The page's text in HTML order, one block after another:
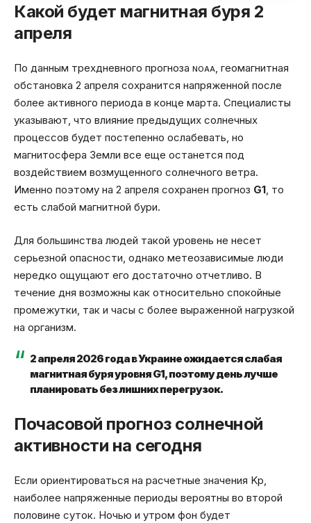
Какой будет магнитная буря 2
апреля
По данным трехдневного прогноза NOAA, геомагнитная
обстановка 2 апреля сохранится напряженной после
более активного периода в конце марта. Специалисты
указывают, что влияние предыдущих солнечных
процессов будет постепенно ослабевать, но
магнитосфера Земли все еще останется под
воздействием возмущенного солнечного ветра.
Именно поэтому на 2 апреля сохранен прогноз G1, то
есть слабой магнитной бури.
Для большинства людей такой уровень не несет
серьезной опасности, однако метеозависимые люди
нередко ощущают его достаточно отчетливо. В
течение дня возможны как относительно спокойные
промежутки, так и часы с более выраженной нагрузкой
на организм.
2 апреля 2026 года в Украине ожидается слабая
магнитная буря уровня G1, поэтому день лучше
планировать без лишних перегрузок.
Почасовой прогноз солнечной
активности на сегодня
Если ориентироваться на расчетные значения Kp,
наиболее напряженные периоды вероятны во второй
половине суток. Ночью и утром фон будет